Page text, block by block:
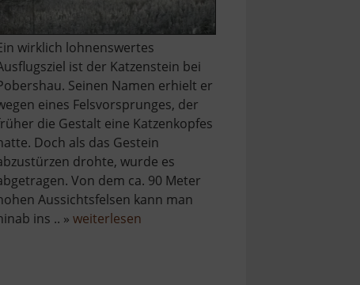
wirklich lohnenswertes
ist der Katzenstein bei
Seinen Namen erhielt er
eines Felsvorsprunges, der
die Gestalt eine Katzenkopfes
Doch als das Gestein
drohte, wurde es
Von dem ca. 90 Meter
Aussichtsfelsen kann man
ins .. » weiterlesenüber